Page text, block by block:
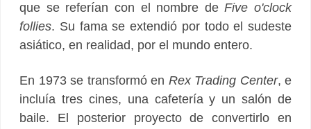
que se referían con el nombre deFive o'clock
follies. Su fama se extendió por todo el sudeste
asiático, en realidad, por el mundo entero.
En 1973 se transformó en Rex Trading Center, e
incluía tres cines, una cafetería y un salón de
baile. El posterior proyecto de convertirlo en